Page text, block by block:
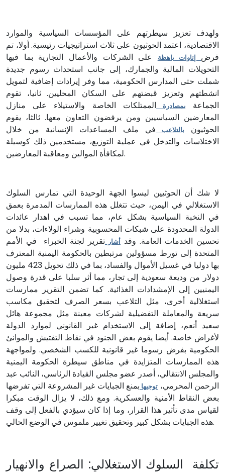
ولهدف تعزيز سيطرتهم على المؤسسات السياسية والموارد
الاقتصادية، اعتمد الحوثيون على ثلاث استراتيجيات رئيسية. أولا، تم
فرض إتاوات باهظة
على الشركات والأعمال التجارية بما فيها
التحويلات المالية والجمارك، إلى جانب استحداث رسوم جديدة
شملت حتى المدارس الحكومية، مما وفر إيرادات إضافية لتمويل
انشطتهم وتعزيز قبضتهم على السكان المحليين. ثانيا، تقوم
الجماعة
بمصادرة الممتلكات الخاصة والاستيلاء على منازل
المعارضين السياسيين ومن يرفضون التعاون معها. ثالثا، يقوم
الحوثيون
بالتلاعب في ملف المساعدات الإنسانية من خلال
الاختلاسات والتدخل في عملية التوزيع، مستخدمين ذلك كوسيلة
لمكافأة الموالين ومعاقبة المعارضين.
لا شك أن الحوثيين ليسوا الجهة الوحيدة التي تمارس السلوك
الاستغلالي في اليمن، حيث تتغلل هذه الممارسات المدمرة بعمق
في النخبة السياسية بشكل عام، مما تسبب في اهدار عائدات
الدولة المحدودة على شبكات المحسوبية وشراء الولاءات، بدلا من
تحسين الخدمات العامة. وقد أشار تقرير لجنة الخبراء في الأمم
المتحدة إلى تورط مسؤولين مرتبطين بالحكومة اليمنية المعترف
بها دوليا في غسيل الأموال والفساد، بما في ذلك تحويل 423 مليون
دولار من وديعة سعودية إلى تجار، مما أثر سلبا على قدرة وصول
اليمنيين إلى الإمشدادات الغذائية. كما تضمن التقرير ممارسات
استغلالية أخرى، مثل التلاعب بسعر الصرف لتحقيق مكاسب
سريعة والمعاملة التفضيلية لشركات معينة مثل مجموعة هائل
سعيد أنعم، إضافة إلى الاستخدام غير القانوني لموارد الدولة
لأغراض خاصة. أيضا يقوم بعض الجنود في نقاط التفتيش والموانئ
الحكومية بفرض رسوما غير قانونية للكسب الشخصي. ولمواجهة
هذه الممارسات المتزايدة في مناطق سيطرة الحكومة اليمنية
والمجلس الانتقالي، أصدر عضو مجلس القيادة الرئاسي، النائب عبد
الرحمن المحرمي، توجيها بمنع الجبايات غير المشروعة التي تفرضها
بعض النقاط الأمنية والعسكرية. ومع ذلك، لا يزال الوقت مبكرا
لقياس مدى تأثير هذا القرار، وما إذا كان سيؤدي بالفعل إلى وقف
هذه الجبايات بشكل كبير وتحقيق تغيير ملموس في الوضع الحالي.
تكلفة السلوك الاستغلالي: الصراع والانهيار